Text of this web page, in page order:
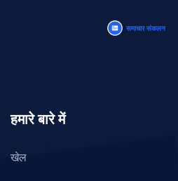
हमारे बारे में
खेल